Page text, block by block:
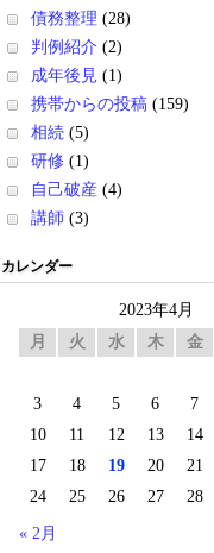
債務整理 (28)
判例紹介 (2)
成年後見 (1)
携帯からの投稿 (159)
相続 (5)
研修 (1)
自己破産 (4)
講師 (3)
カレンダー
2023年4月
月
火 水 木 金
« 2月
3
4 5 6 7
10
11 12 13 14
17
18 19 20 21
24
25 26 27 28